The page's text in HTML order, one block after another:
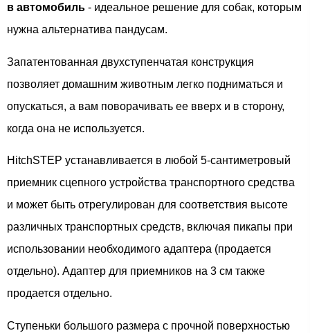
в автомобиль - идеальное решение для собак, которым
нужна альтернатива пандусам.
Запатентованная двухступенчатая конструкция
позволяет домашним животным легко подниматься и
опускаться, а вам поворачивать ее вверх и в сторону,
когда она не используется.
HitchSTEP устанавливается в любой 5-сантиметровый
приемник сцепного устройства транспортного средства
и может быть отрегулирован для соответствия высоте
различных транспортных средств, включая пикапы при
использовании необходимого адаптера (продается
отдельно). Адаптер для приемников на 3 см также
продается отдельно.
Ступеньки большого размера с прочной поверхностью